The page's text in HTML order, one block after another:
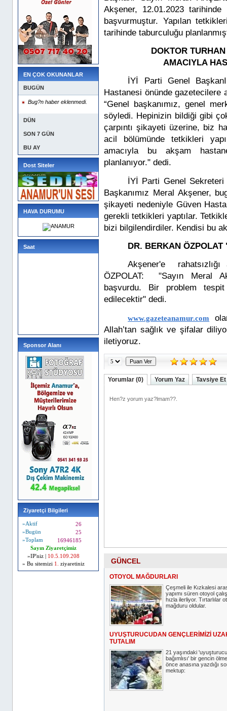
EN ÇOK OKUNANLAR
BUGÜN
Bug?n haber eklenmedi.
DÜN
SON 7 GÜN
BU AY
Dost Siteler
HAVA DURUMU
Saat
Sponsor Alanı
Ziyaretçi Bilgileri
»Aktif
26
»Bugün
25
»Toplam
16946185
Sayın Ziyaretçimiz
»IP'niz |
10.5.109.208
» Bu sitemizi 1. ziyaretiniz
Akşener, 12.01.2023
başvurmuştur. Yapılan
tarihinde taburculuğu
DOKTOR
AMACIYLA
İYİ Parti Genel
Hastanesi önünde gazetecilere
“Genel başkanımız, genel
söyledi. Hepinizin bildiği gibi
çarpıntı şikayeti üzerine, biz
acil bölümünde tetkikleri
amacıyla bu akşam
planlanıyor." dedi.
İYİ Parti Genel Sekreteri
Başkanımız Meral Akşener,
şikayeti nedeniyle Güven
gerekli tetkikleri yaptılar.
bizi bilgilendirdiler. Kendisi bu
DR. BERKAN
Akşener'e
ÖZPOLAT:
"Sayın Meral
başvurdu. Bir problem tespit
edilecektir" dedi.
www.gazeteanamur.com
Allah’tan sağlık ve şifalar
iletiyoruz.
Yorumlar (0) Yorum Yaz Tavsiye Et
GÜNCEL
OTOYOL MAĞDURLARI
Çeşmeli ile Kızkalesi
yapımı süren otoyol
hızla ilerliyor. Tırtarlılar
mağduru oldular.
UYUŞTURUCUDAN GENÇLERİMİZİ
TUTALIM
21 yaşındaki 'uyuşturucu
bağımlısı' bir gencin
önce anasına yazdığı
mektup: